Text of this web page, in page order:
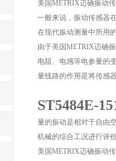
美国METRIX迈确振动
一般来说，振动传感器
在现代振动测量中所用
由于美国METRIX迈确
电阻、电感等电参量的
量线路的作用是将传感
ST5484E-
量的振动是相对于自由
机械的综合工况进行评
美国METRIX迈确振动